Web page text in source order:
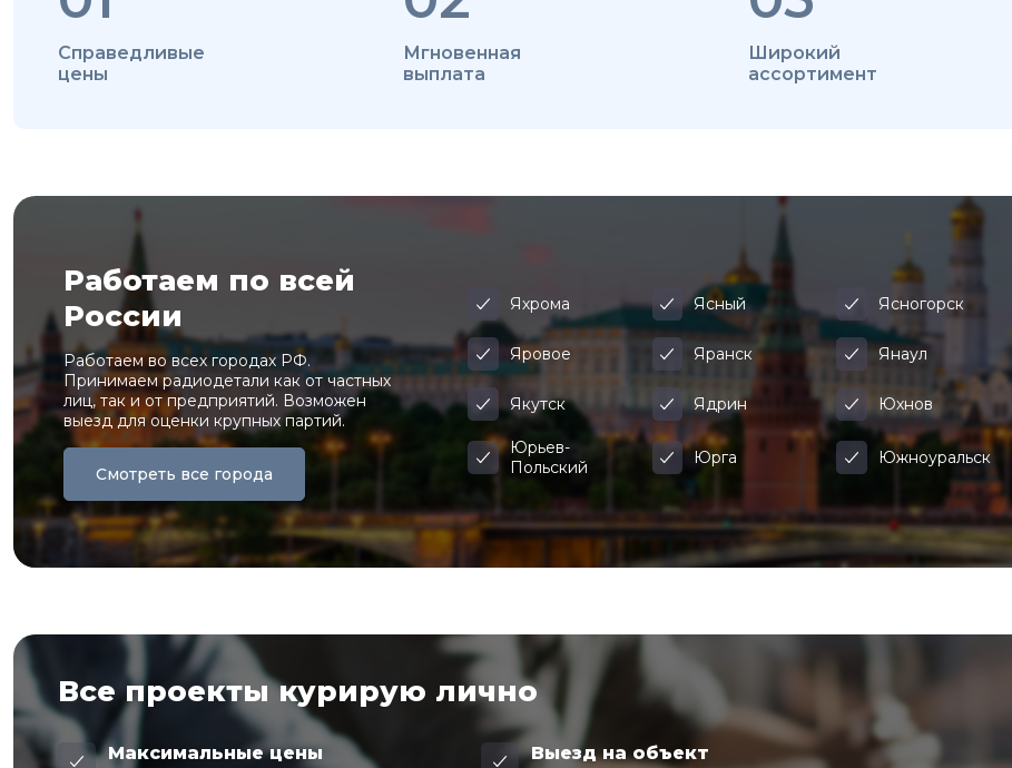
Справедливые
цены
Мгновенная
выплата
Широкий
ассортимент
Работаем по всей
России
Работаем во всех городах РФ.
Принимаем радиодетали как от частных
лиц, так и от предприятий. Возможен
выезд для оценки крупных партий.
Смотреть все города
Яхрома Ясный Ясногорск
Яровое Яранск Янаул
Якутск Ядрин Юхнов
Юрьев-
Польский
Юрга Южноуральск
Все проекты курирую лично
Максимальные цены Выезд на объект